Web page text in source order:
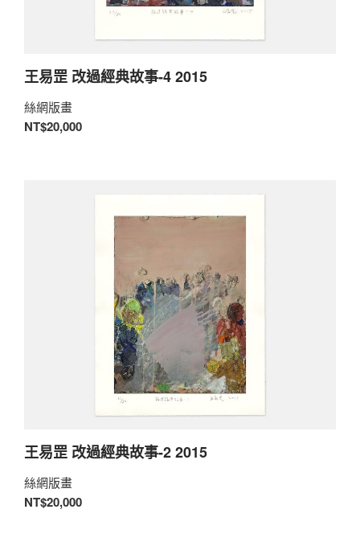
王易罡 改過經典故事-4 2015
絲網版畫
NT$20,000
王易罡 改過經典故事-2 2015
絲網版畫
NT$20,000